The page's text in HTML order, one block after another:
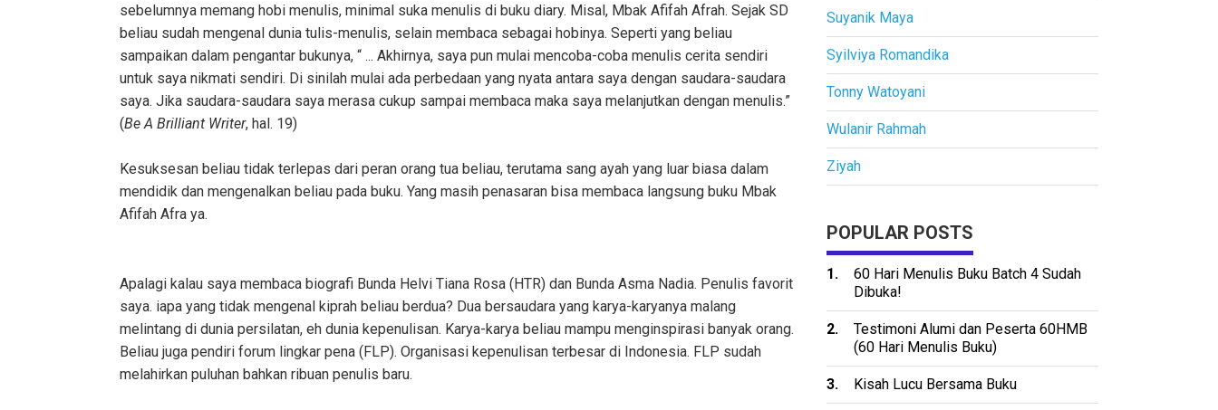
sebelumnya memang hobi menulis, minimal suka menulis di buku diary. Misal, Mbak Afifah Afrah. Sejak SD
beliau sudah mengenal dunia tulis-menulis, selain membaca sebagai hobinya. Seperti yang beliau
sampaikan dalam pengantar bukunya, “ ... Akhirnya, saya pun mulai mencoba-coba menulis cerita sendiri
untuk saya nikmati sendiri. Di sinilah mulai ada perbedaan yang nyata antara saya dengan saudara-saudara
saya. Jika saudara-saudara saya merasa cukup sampai membaca maka saya melanjutkan dengan menulis.”
(Be A Brilliant Writer, hal. 19)
Kesuksesan beliau tidak terlepas dari peran orang tua beliau, terutama sang ayah yang luar biasa dalam
mendidik dan mengenalkan beliau pada buku. Yang masih penasaran bisa membaca langsung buku Mbak
Afifah Afra ya.
Apalagi kalau saya membaca biografi Bunda Helvi Tiana Rosa (HTR) dan Bunda Asma Nadia. Penulis favorit
saya. iapa yang tidak mengenal kiprah beliau berdua? Dua bersaudara yang karya-karyanya malang
melintang di dunia persilatan, eh dunia kepenulisan. Karya-karya beliau mampu menginspirasi banyak orang.
Beliau juga pendiri forum lingkar pena (FLP). Organisasi kepenulisan terbesar di Indonesia. FLP sudah
melahirkan puluhan bahkan ribuan penulis baru.
Suyanik Maya
Syilviya Romandika
Tonny Watoyani
Wulanir Rahmah
Ziyah
POPULAR POSTS
60 Hari Menulis Buku Batch 4 Sudah
Dibuka!
Testimoni Alumi dan Peserta 60HMB
(60 Hari Menulis Buku)
Kisah Lucu Bersama Buku